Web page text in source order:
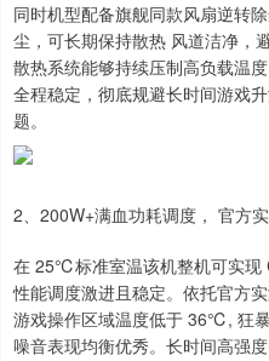
同时机型配备旗舰同款风扇逆转
尘，可长期保持散热 风道洁净，
散热系统能够持续压制高负载温
全程稳定，彻底规避长时间游戏
题。
2、200W+满血功耗调度， 官方
在 25℃标准室温该机整机可实现
性能调度激进且稳定。依托官方
游戏操作区域温度低于 36℃, 狂
噪音表现均衡优秀。长时间高强